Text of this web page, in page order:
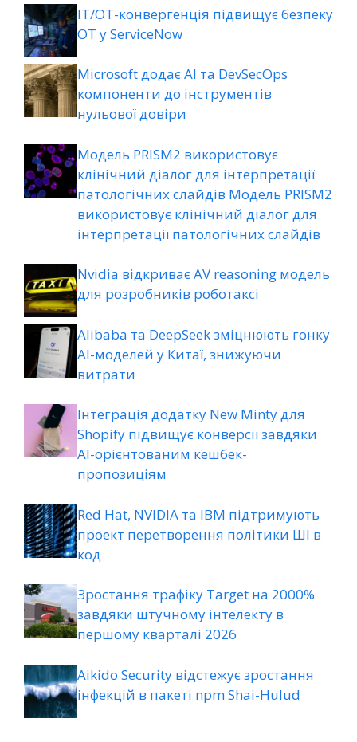
ІТ/ОТ-конвергенція підвищує безпеку
ОТ у ServiceNow
Microsoft додає AI та DevSecOps
компоненти до інструментів
нульової довіри
Модель PRISM2 використовує
клінічний діалог для інтерпретації
патологічних слайдів Модель PRISM2
використовує клінічний діалог для
інтерпретації патологічних слайдів
Nvidia відкриває AV reasoning модель
для розробників роботаксі
Alibaba та DeepSeek зміцнюють гонку
AI-моделей у Китаї, знижуючи
витрати
Інтеграція додатку New Minty для
Shopify підвищує конверсії завдяки
AI-орієнтованим кешбек-
пропозиціям
Red Hat, NVIDIA та IBM підтримують
проект перетворення політики ШІ в
код
Зростання трафіку Target на 2000%
завдяки штучному інтелекту в
першому кварталі 2026
Aikido Security відстежує зростання
інфекцій в пакеті npm Shai-Hulud